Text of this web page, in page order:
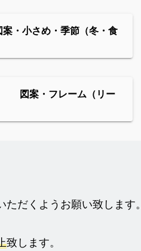
・小さめ・季節（冬・食
図案・フレーム（リー
だくようお願い致します。
致します。